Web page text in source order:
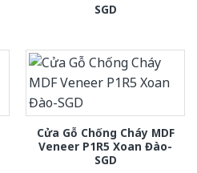
SGD
Cửa Gỗ Chống Cháy MDF
Veneer P1R5 Xoan Đào-
SGD